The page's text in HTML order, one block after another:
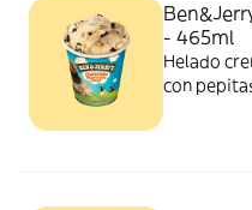
- 465ml
Helado
con